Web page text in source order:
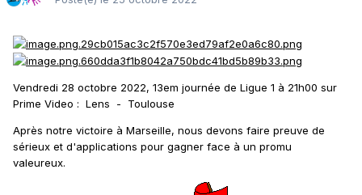
Vendredi 28 octobre 2022, 13em journée de Ligue 1 à 21h00 sur
Prime Video : Lens - Toulouse
Après notre victoire à Marseille, nous devons faire preuve de
sérieux et d'applications pour gagner face à un promu
valeureux.